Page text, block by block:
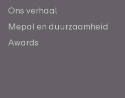
Ons verhaal
Mepal en duurzaamheid
Awards